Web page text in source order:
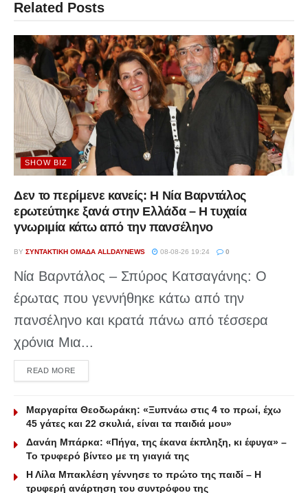
Related Posts
SHOW BIZ
Δεν το περίμενε κανείς: Η Νία Βαρντάλος
ερωτεύτηκε ξανά στην Ελλάδα – Η τυχαία
γνωριμία κάτω από την πανσέληνο
BY ΣΥΝΤΑΚΤΙΚΉ ΟΜΆΔΑ ALLDAYNEWS 08-08-26 19:24 0
Νία Βαρντάλος – Σπύρος Κατσαγάνης: Ο
έρωτας που γεννήθηκε κάτω από την
πανσέληνο και κρατά πάνω από τέσσερα
χρόνια Μια...
READ MOREDETAILS
Μαργαρίτα Θεοδωράκη: «Ξυπνάω στις 4 το πρωί, έχω
45 γάτες και 22 σκυλιά, είναι τα παιδιά μου»
Δανάη Μπάρκα: «Πήγα, της έκανα έκπληξη, κι έφυγα» –
Το τρυφερό βίντεο με τη γιαγιά της
Η Λίλα Μπακλέση γέννησε το πρώτο της παιδί – Η
τρυφερή ανάρτηση του συντρόφου της